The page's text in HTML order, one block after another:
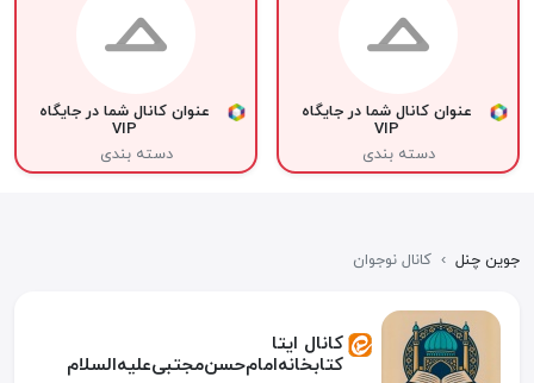
عنوان کانال شما در جایگاه
VIP
دسته بندی
عنوان کانال شما در جایگاه
VIP
دسته بندی
جوین چنل › کانال نوجوان
کانال ایتا
کتابخانه‌امام‌حسن‌مجتبی‌علیه‌السلام